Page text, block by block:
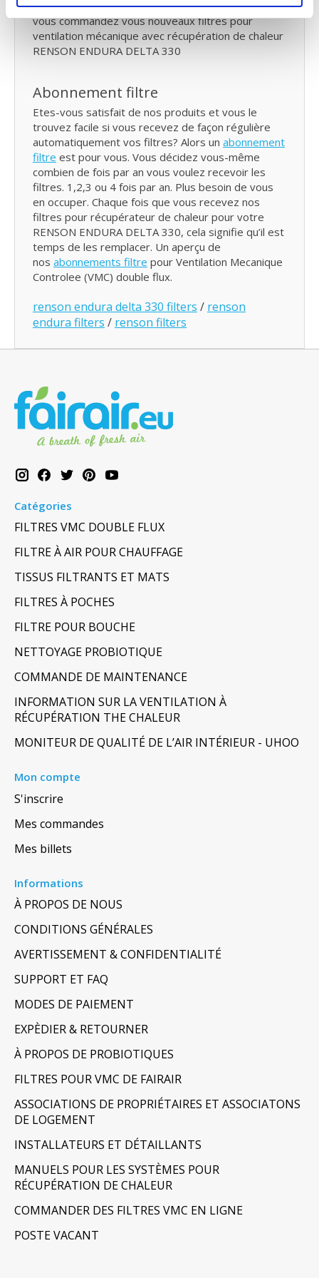
chez vous, avec une simple pression sur le bouton
vous commandez vous nouveaux filtres pour
ventilation mécanique avec récupération de chaleur
RENSON ENDURA DELTA 330
Abonnement filtre
Etes-vous satisfait de nos produits et vous le
trouvez facile si vous recevez de façon régulière
automatiquement vos filtres? Alors un abonnement
filtre est pour vous. Vous décidez vous-même
combien de fois par an vous voulez recevoir les
filtres. 1,2,3 ou 4 fois par an. Plus besoin de vous
en occuper. Chaque fois que vous recevez nos
filtres pour récupérateur de chaleur pour votre
RENSON ENDURA DELTA 330, cela signifie qu’il est
temps de les remplacer. Un aperçu de
nos abonnements filtre pour Ventilation Mecanique
Controlee (VMC) double flux.
renson endura delta 330 filters / renson
endura filters / renson filters
Catégories
FILTRES VMC DOUBLE FLUX
FILTRE À AIR POUR CHAUFFAGE
TISSUS FILTRANTS ET MATS
FILTRES À POCHES
FILTRE POUR BOUCHE
NETTOYAGE PROBIOTIQUE
COMMANDE DE MAINTENANCE
INFORMATION SUR LA VENTILATION À
RÉCUPÉRATION THE CHALEUR
MONITEUR DE QUALITÉ DE L’AIR INTÉRIEUR - UHOO
Mon compte
S'inscrire
Mes commandes
Mes billets
Informations
À PROPOS DE NOUS
CONDITIONS GÉNÉRALES
AVERTISSEMENT & CONFIDENTIALITÉ
SUPPORT ET FAQ
MODES DE PAIEMENT
EXPÈDIER & RETOURNER
À PROPOS DE PROBIOTIQUES
FILTRES POUR VMC DE FAIRAIR
ASSOCIATIONS DE PROPRIÉTAIRES ET ASSOCIATONS
DE LOGEMENT
INSTALLATEURS ET DÉTAILLANTS
MANUELS POUR LES SYSTÈMES POUR
RÉCUPÉRATION DE CHALEUR
COMMANDER DES FILTRES VMC EN LIGNE
POSTE VACANT